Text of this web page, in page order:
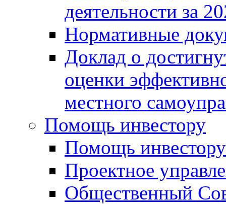
деятельности за
Нормативные
Доклад о
оценки
местного
Помощь инвестору
Помощь инвестору
Проектное
Общественный